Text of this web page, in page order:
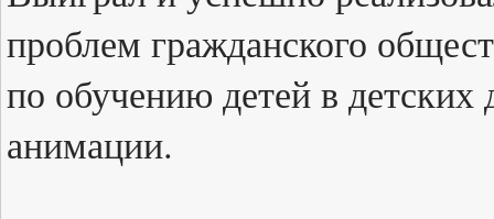
проблем гражданского
по обучению детей в
анимации.